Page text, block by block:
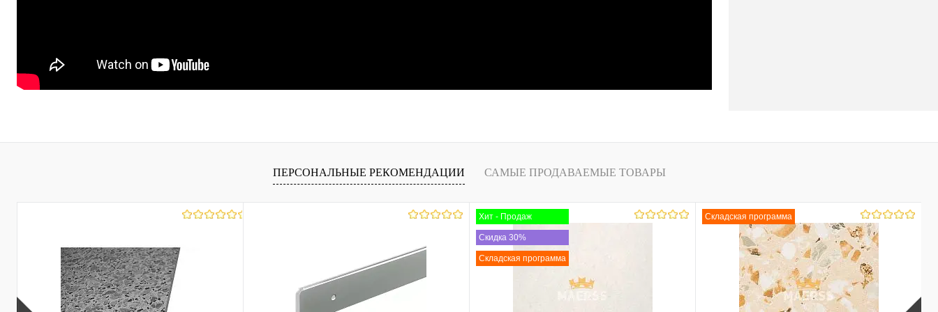
ПЕРСОНАЛЬНЫЕ РЕКОМЕНДАЦИИ САМЫЕ ПРОДАВАЕМЫЕ ТОВАРЫ
Хит - Продаж
Скидка 30%
Складская программа
Складская программа